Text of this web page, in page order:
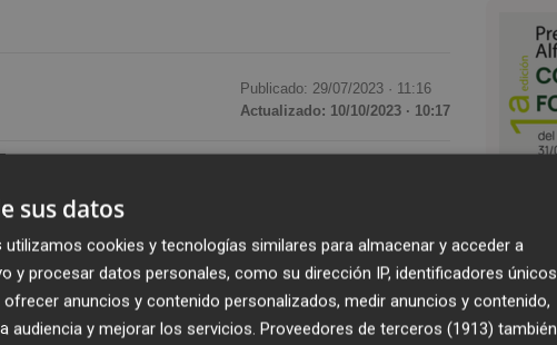
Publicado: 29/07/2023 · 11:16
Actualizado: 10/10/2023 · 10:17
por cerrada su plantilla con la incorporación del
para elequipo que seguirá entrenandoSito
mercado y se une a los dedos bases como el
sus datos
cookies y tecnologías similares para almacenar y acceder a
y procesar datos personales, como su dirección IP, identificadores únicos
anuncios y contenido personalizados, medir anuncios y contenido,
audiencia y mejorar los servicios. Proveedores de terceros (1913) también